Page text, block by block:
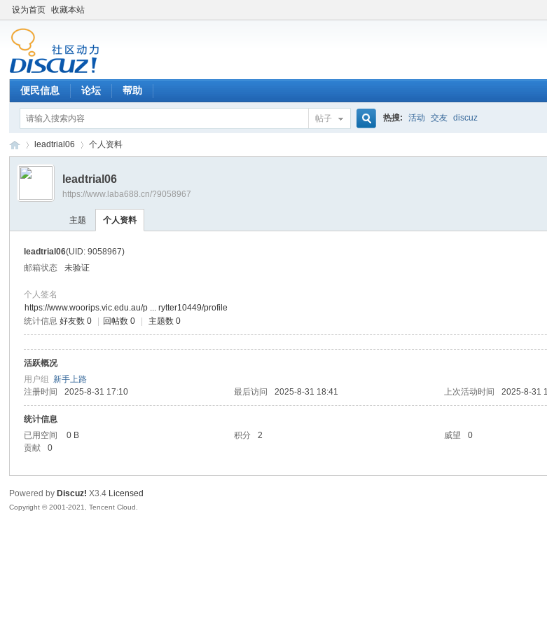
设为首页 收藏本站
便民信息 论坛 帮助
帖子 热搜: 活动 交友 discuz
›
leadtrial06 个人资料
leadtrial06
https://www.laba688.cn/?9058967
主题 个人资料
leadtrial06(UID: 9058967)
邮箱状态
未验证
个人签名
https://www.woorips.vic.edu.au/p ... rytter10449/profile
统计信息 好友数 0 回帖数 0 主题数 0
活跃概况
用户组新手上路
注册时间
2025-8-31 17:10 最后访问 2025-8-31 18:41 上次活动时间 2025-8-31
统计信息
已用空间
0 B 积分 2 威望 0
贡献
0
Powered by Discuz! X3.4 Licensed
Copyright © 2001-2021, Tencent Cloud.